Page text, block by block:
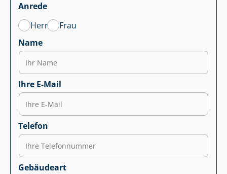
Anrede
Herr
Frau
Name
Ihre E-Mail
Telefon
Gebäudeart